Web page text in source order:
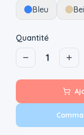
Bleu
Quantité
1